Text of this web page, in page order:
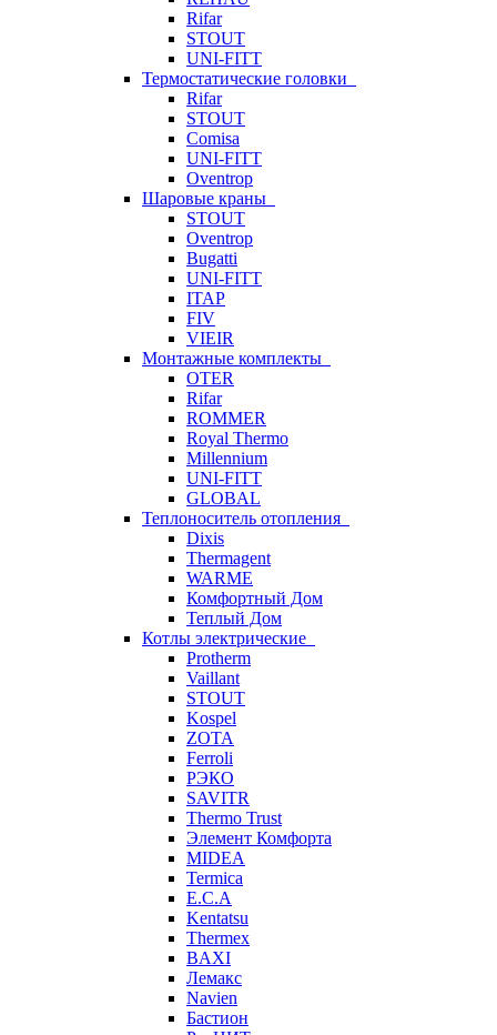
Rifar
STOUT
UNI-FITT
Термостатические головки
Rifar
STOUT
Comisa
UNI-FITT
Oventrop
Шаровые краны
STOUT
Oventrop
Bugatti
UNI-FITT
ITAP
FIV
VIEIR
Монтажные комплекты
OTER
Rifar
ROMMER
Royal Thermo
Millennium
UNI-FITT
GLOBAL
Теплоноситель отопления
Dixis
Thermagent
WARME
Комфортный Дом
Теплый Дом
Котлы электрические
Protherm
Vaillant
STOUT
Kospel
ZOTA
Ferroli
РЭКО
SAVITR
Thermo Trust
Элемент Комфорта
MIDEA
Termica
E.C.A
Kentatsu
Thermex
BAXI
Лемакс
Navien
Бастион